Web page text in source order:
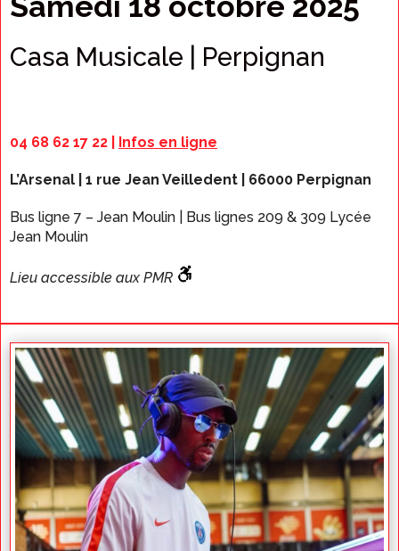
Casa Musicale | Perpignan
04 68 62 17 22 | Infos en ligne
L’Arsenal | 1 rue Jean Veilledent | 66000 Perpignan
Bus ligne 7 – Jean Moulin | Bus lignes 209 & 309 Lycée
Jean Moulin
Lieu accessible aux PMR